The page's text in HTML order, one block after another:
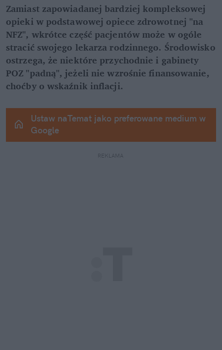
Zamiast zapowiadanej bardziej kompleksowej
opieki w podstawowej opiece zdrowotnej "na
NFZ", wkrótce część pacjentów może w ogóle
stracić swojego lekarza rodzinnego. Środowisko
ostrzega, że niektóre przychodnie i gabinety
POZ "padną", jeżeli nie wzrośnie finansowanie,
choćby o wskaźnik inflacji.
Ustaw naTemat jako preferowane medium w
Google
REKLAMA